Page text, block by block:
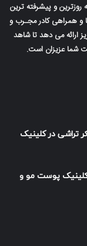
و پیشرفته ترین
و همراهی کادر مجـرب و
ارائه می دهد تا شاهد
شما عزیزان است.
تراشی در کلینیک
کلینیک پوست مو و